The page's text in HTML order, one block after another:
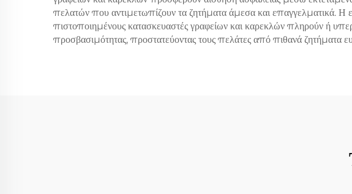
πελατών που αντιμετωπίζουν τα ζητήματα άμεσα και επαγγελματικά.
πιστοποιημένους κατασκευαστές γραφείων και καρεκλών πληρούν ή
προσβασιμότητας, προστατεύοντας τους πελάτες από πιθανά ζητήματα